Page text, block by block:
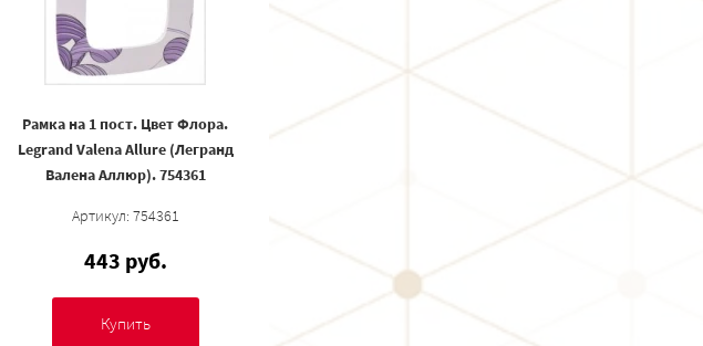
Рамка на 1 пост. Цвет Флора.
Legrand Valena Allure (Легранд
Валена Аллюр). 754361
Артикул: 754361
443 руб.
Купить